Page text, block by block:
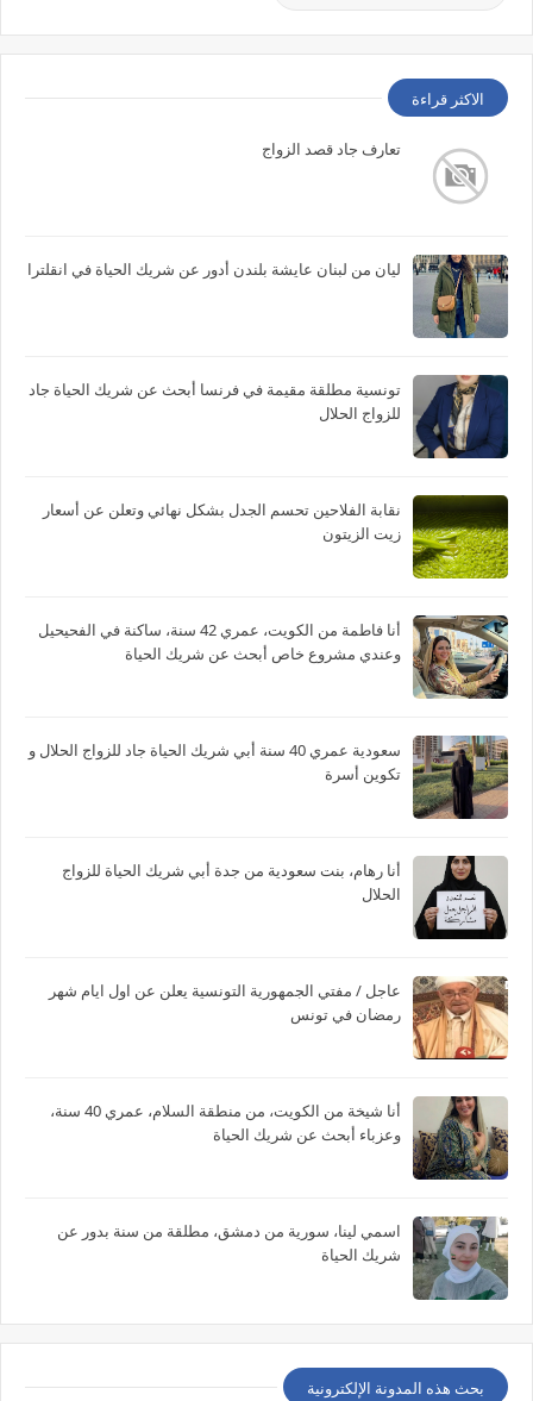
الاكثر قراءة
تعارف جاد قصد الزواج
ليان من لبنان عايشة بلندن أدور عن شريك الحياة في انقلترا
تونسية مطلقة مقيمة في فرنسا أبحث عن شريك الحياة جاد
للزواج الحلال
نقابة الفلاحين تحسم الجدل بشكل نهائي وتعلن عن أسعار
زيت الزيتون
أنا فاطمة من الكويت، عمري 42 سنة، ساكنة في الفحيحيل
وعندي مشروع خاص أبحث عن شريك الحياة
سعودية عمري 40 سنة أبي شريك الحياة جاد للزواج الحلال و
تكوين أسرة
أنا رهام، بنت سعودية من جدة أبي شريك الحياة للزواج
الحلال
عاجل / مفتي الجمهورية التونسية يعلن عن اول ايام شهر
رمضان في تونس
أنا شيخة من الكويت، من منطقة السلام، عمري 40 سنة،
وعزباء أبحث عن شريك الحياة
اسمي لينا، سورية من دمشق، مطلقة من سنة بدور عن
شريك الحياة
بحث هذه المدونة الإلكترونية